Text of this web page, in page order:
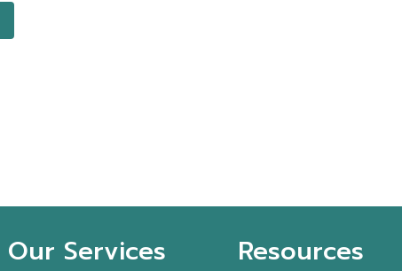
Our Services Resources